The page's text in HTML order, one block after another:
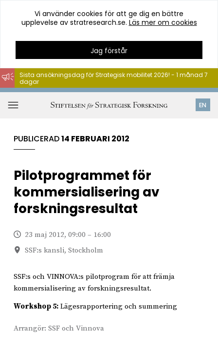
Hoppa
till
innehåll
Vi använder cookies för att ge dig en bättre
upplevelse av stratresearch.se. Läs mer om cookies
Jag förstår
EN
Sista ansökningsdag för Strategisk mobilitet 2026! - 1 månad 7
dagar
PUBLICERAD14 FEBRUARI 2012
Pilotprogrammet för
kommersialisering av
forskningsresultat
23 maj 2012, 09:00 – 16:00
SSF:s kansli, Stockholm
SSF:s och VINNOVA:s pilotprogram för att främja
kommersialisering av forskningsresultat.
Workshop 5: Lägesrapportering och summering
Arrangör: SSF och Vinnova